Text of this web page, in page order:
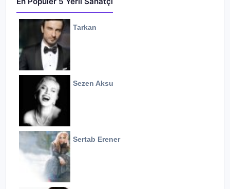
Tarkan
Sezen Aksu
Sertab Erener